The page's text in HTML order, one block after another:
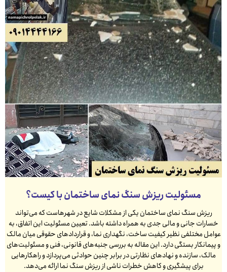
مسئولیت ریزش سنگ نمای ساختمان با کیست؟
ریزش سنگ نمای ساختمان یکی از مشکلات شایع در شهرهاست که می‌تواند
خسارات جانی و مالی جدی به همراه داشته باشد. تعیین مسئولیت این اتفاق، به
عوامل مختلفی نظیر کیفیت ساخت، نگهداری نما، و قراردادهای حقوقی میان مالک
و پیمانکار بستگی دارد. این مقاله به بررسی جنبه‌های قانونی، فنی و مسئولیت‌های
مالک، سازنده و نهادهای نظارتی در برابر چنین حوادثی می‌پردازد و راهکارهایی
برای پیشگیری و کاهش خطرات ناشی از ریزش سنگ نما ارائه می‌دهد.